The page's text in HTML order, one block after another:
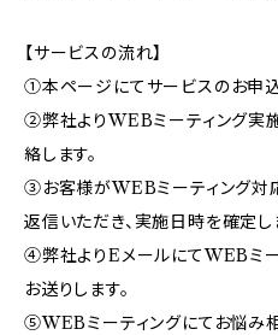
【サービスの流れ】
①本ページにてサービスのお申込
②弊社よりWEBミーティング実
絡します。
③お客様がWEBミーティング対
返信いただき、実施日時を確定し
④弊社よりEメールにてWEBミ
お送りします。
⑤WEBミーティングにてお悩み